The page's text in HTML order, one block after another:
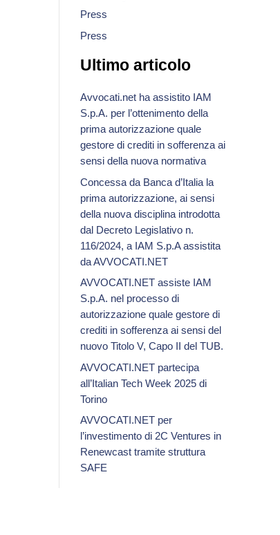
Press
Press
Ultimo articolo
Avvocati.net ha assistito IAM
S.p.A. per l’ottenimento della
prima autorizzazione quale
gestore di crediti in sofferenza ai
sensi della nuova normativa
Concessa da Banca d’Italia la
prima autorizzazione, ai sensi
della nuova disciplina introdotta
dal Decreto Legislativo n.
116/2024, a IAM S.p.A assistita
da AVVOCATI.NET
AVVOCATI.NET assiste IAM
S.p.A. nel processo di
autorizzazione quale gestore di
crediti in sofferenza ai sensi del
nuovo Titolo V, Capo II del TUB.
AVVOCATI.NET partecipa
all’Italian Tech Week 2025 di
Torino
AVVOCATI.NET per
l’investimento di 2C Ventures in
Renewcast tramite struttura
SAFE